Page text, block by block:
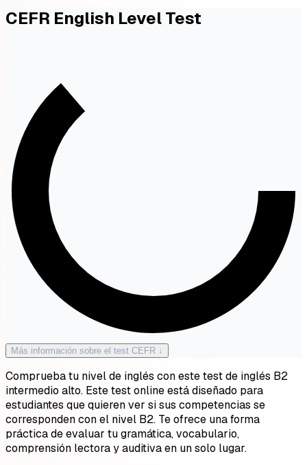
CEFR English Level Test
Más información sobre el test CEFR ↓
Comprueba tu nivel de inglés con este test de inglés B2
intermedio alto. Este test online está diseñado para
estudiantes que quieren ver si sus competencias se
corresponden con el nivel B2. Te ofrece una forma
práctica de evaluar tu gramática, vocabulario,
comprensión lectora y auditiva en un solo lugar.